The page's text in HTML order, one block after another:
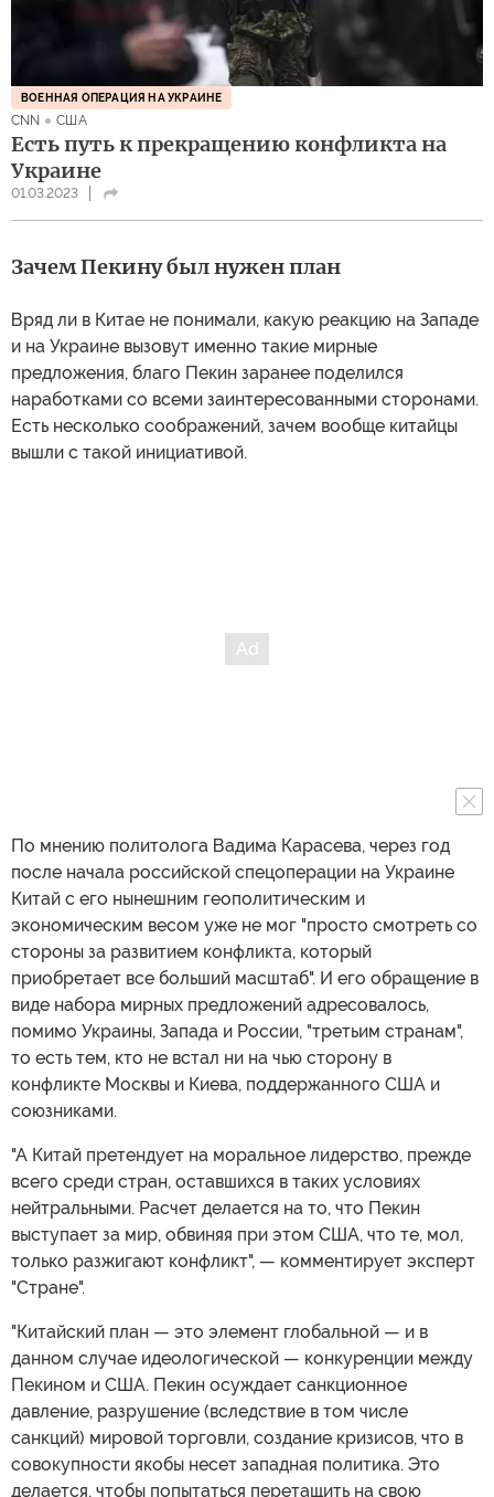
ВОЕННАЯ ОПЕРАЦИЯ НА УКРАИНЕ
CNN США
Есть путь к прекращению конфликта на
Украине
01.03.2023
Зачем Пекину был нужен план
Вряд ли в Китае не понимали, какую реакцию на Западе
и на Украине вызовут именно такие мирные
предложения, благо Пекин заранее поделился
наработками со всеми заинтересованными сторонами.
Есть несколько соображений, зачем вообще китайцы
вышли с такой инициативой.
По мнению политолога Вадима Карасева, через год
после начала российской спецоперации на Украине
Китай с его нынешним геополитическим и
экономическим весом уже не мог "просто смотреть со
стороны за развитием конфликта, который
приобретает все больший масштаб". И его обращение в
виде набора мирных предложений адресовалось,
помимо Украины, Запада и России, "третьим странам",
то есть тем, кто не встал ни на чью сторону в
конфликте Москвы и Киева, поддержанного США и
союзниками.
"А Китай претендует на моральное лидерство, прежде
всего среди стран, оставшихся в таких условиях
нейтральными. Расчет делается на то, что Пекин
выступает за мир, обвиняя при этом США, что те, мол,
только разжигают конфликт", — комментирует эксперт
"Стране".
"Китайский план — это элемент глобальной — и в
данном случае идеологической — конкуренции между
Пекином и США. Пекин осуждает санкционное
давление, разрушение (вследствие в том числе
санкций) мировой торговли, создание кризисов, что в
совокупности якобы несет западная политика. Это
делается, чтобы попытаться перетащить на свою